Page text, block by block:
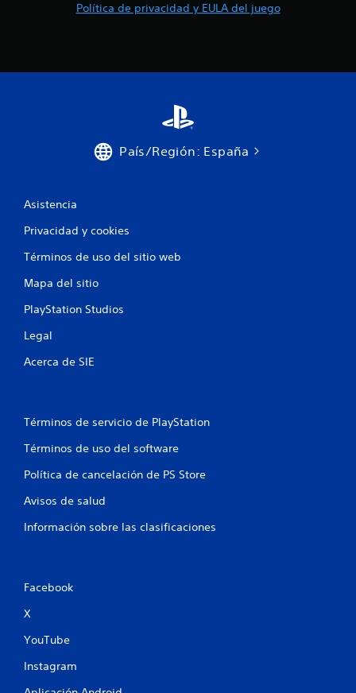
Política de privacidad y EULA del juego
País/Región: España
Asistencia
Privacidad y cookies
Términos de uso del sitio web
Mapa del sitio
PlayStation Studios
Legal
Acerca de SIE
Términos de servicio de PlayStation
Términos de uso del software
Política de cancelación de PS Store
Avisos de salud
Información sobre las clasificaciones
Facebook
X
YouTube
Instagram